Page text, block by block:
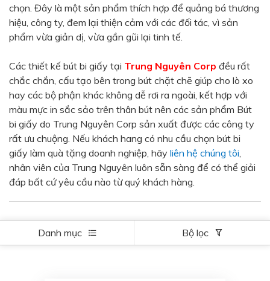
Trắng
Bạc - Bạc
Xanh dương - Bạc
Xanh lá - Bạc
Tím - Bạc
Đỏ - Bạc
Bạc - Xanh dương
Bạc - Xanh lá
Bạc - Cam
Bạc - Đỏ
Đỏ - Bạc
Trong suốt
Đen - Trắng
Bạc - Đen
Nâu
Xanh Cốm
Xanh dương - Đen
Đỏ nâu
chọn. Đây là một sản phẩm thích hợp để quảng bá thương
hiệu, công ty, đem lại thiện cảm với các đối tác, vì sản
phẩm vừa giản dị, vừa gần gũi lại tinh tế.
Các thiết kế bút bi giấy tại Trung Nguyên Corp đều rất
chắc chắn, cấu tạo bên trong bút chặt chẽ giúp cho lò xo
hay các bộ phận khác không dễ rơi ra ngoài, kết hợp với
màu mực in sắc sảo trên thân bút nên các sản phẩm Bút
bi giấy do Trung Nguyên Corp sản xuất được các công ty
rất ưu chuộng. Nếu khách hang có nhu cầu chọn bút bi
giấy làm quà tặng doanh nghiệp, hãy liên hệ chúng tôi
nhân viên của Trung Nguyên luôn sẵn sàng để có thể giải
đáp bất cứ yêu cầu nào từ quý khách hàng.
Danh mục Bộ lọc